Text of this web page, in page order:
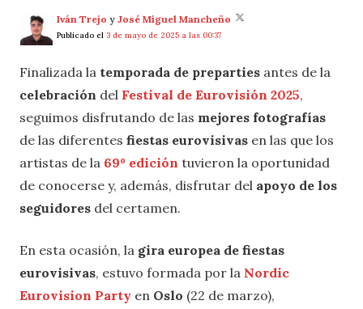
Iván Trejo y José Miguel Mancheño
Publicado el 3 de mayo de 2025 a las 00:37
Finalizada la temporada de preparties antes de la
celebración del Festival de Eurovisión 2025,
seguimos disfrutando de las mejores fotografías
de las diferentes fiestas eurovisivas en las que los
artistas de la 69º edición tuvieron la oportunidad
de conocerse y, además, disfrutar del apoyo de los
seguidores del certamen.
En esta ocasión, la gira europea de fiestas
eurovisivas, estuvo formada por la Nordic
Eurovision Party en Oslo (22 de marzo),